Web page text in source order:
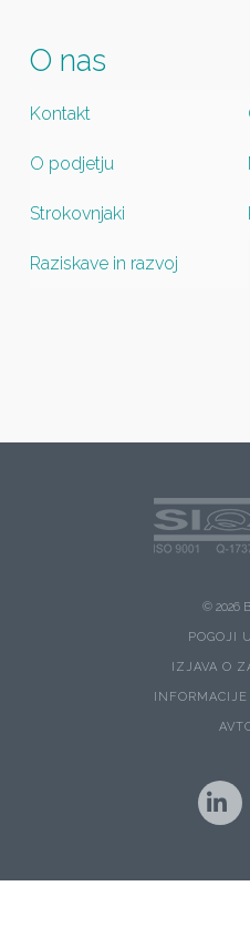
O nas
Kontakt
O podjetju
Strokovnjaki
Raziskave in razvoj
© 2026
POGOJI
IZJAVA O